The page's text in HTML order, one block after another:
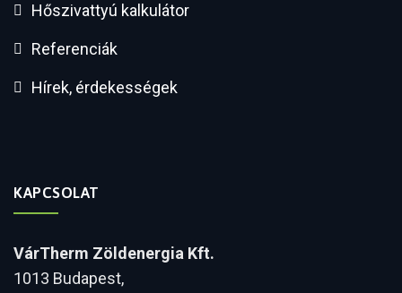
Hőszivattyú kalkulátor
Referenciák
Hírek, érdekességek
KAPCSOLAT
VárTherm Zöldenergia Kft.
1013 Budapest,